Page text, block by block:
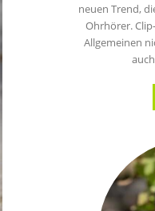
neuen Trend,
Ohrhörer. Clip-Bluetooth-Ohrhörer bieten im
Allgemeinen